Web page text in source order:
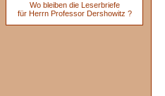
Wo bleiben die Leserbriefe
für Herrn Professor Dershowitz ?